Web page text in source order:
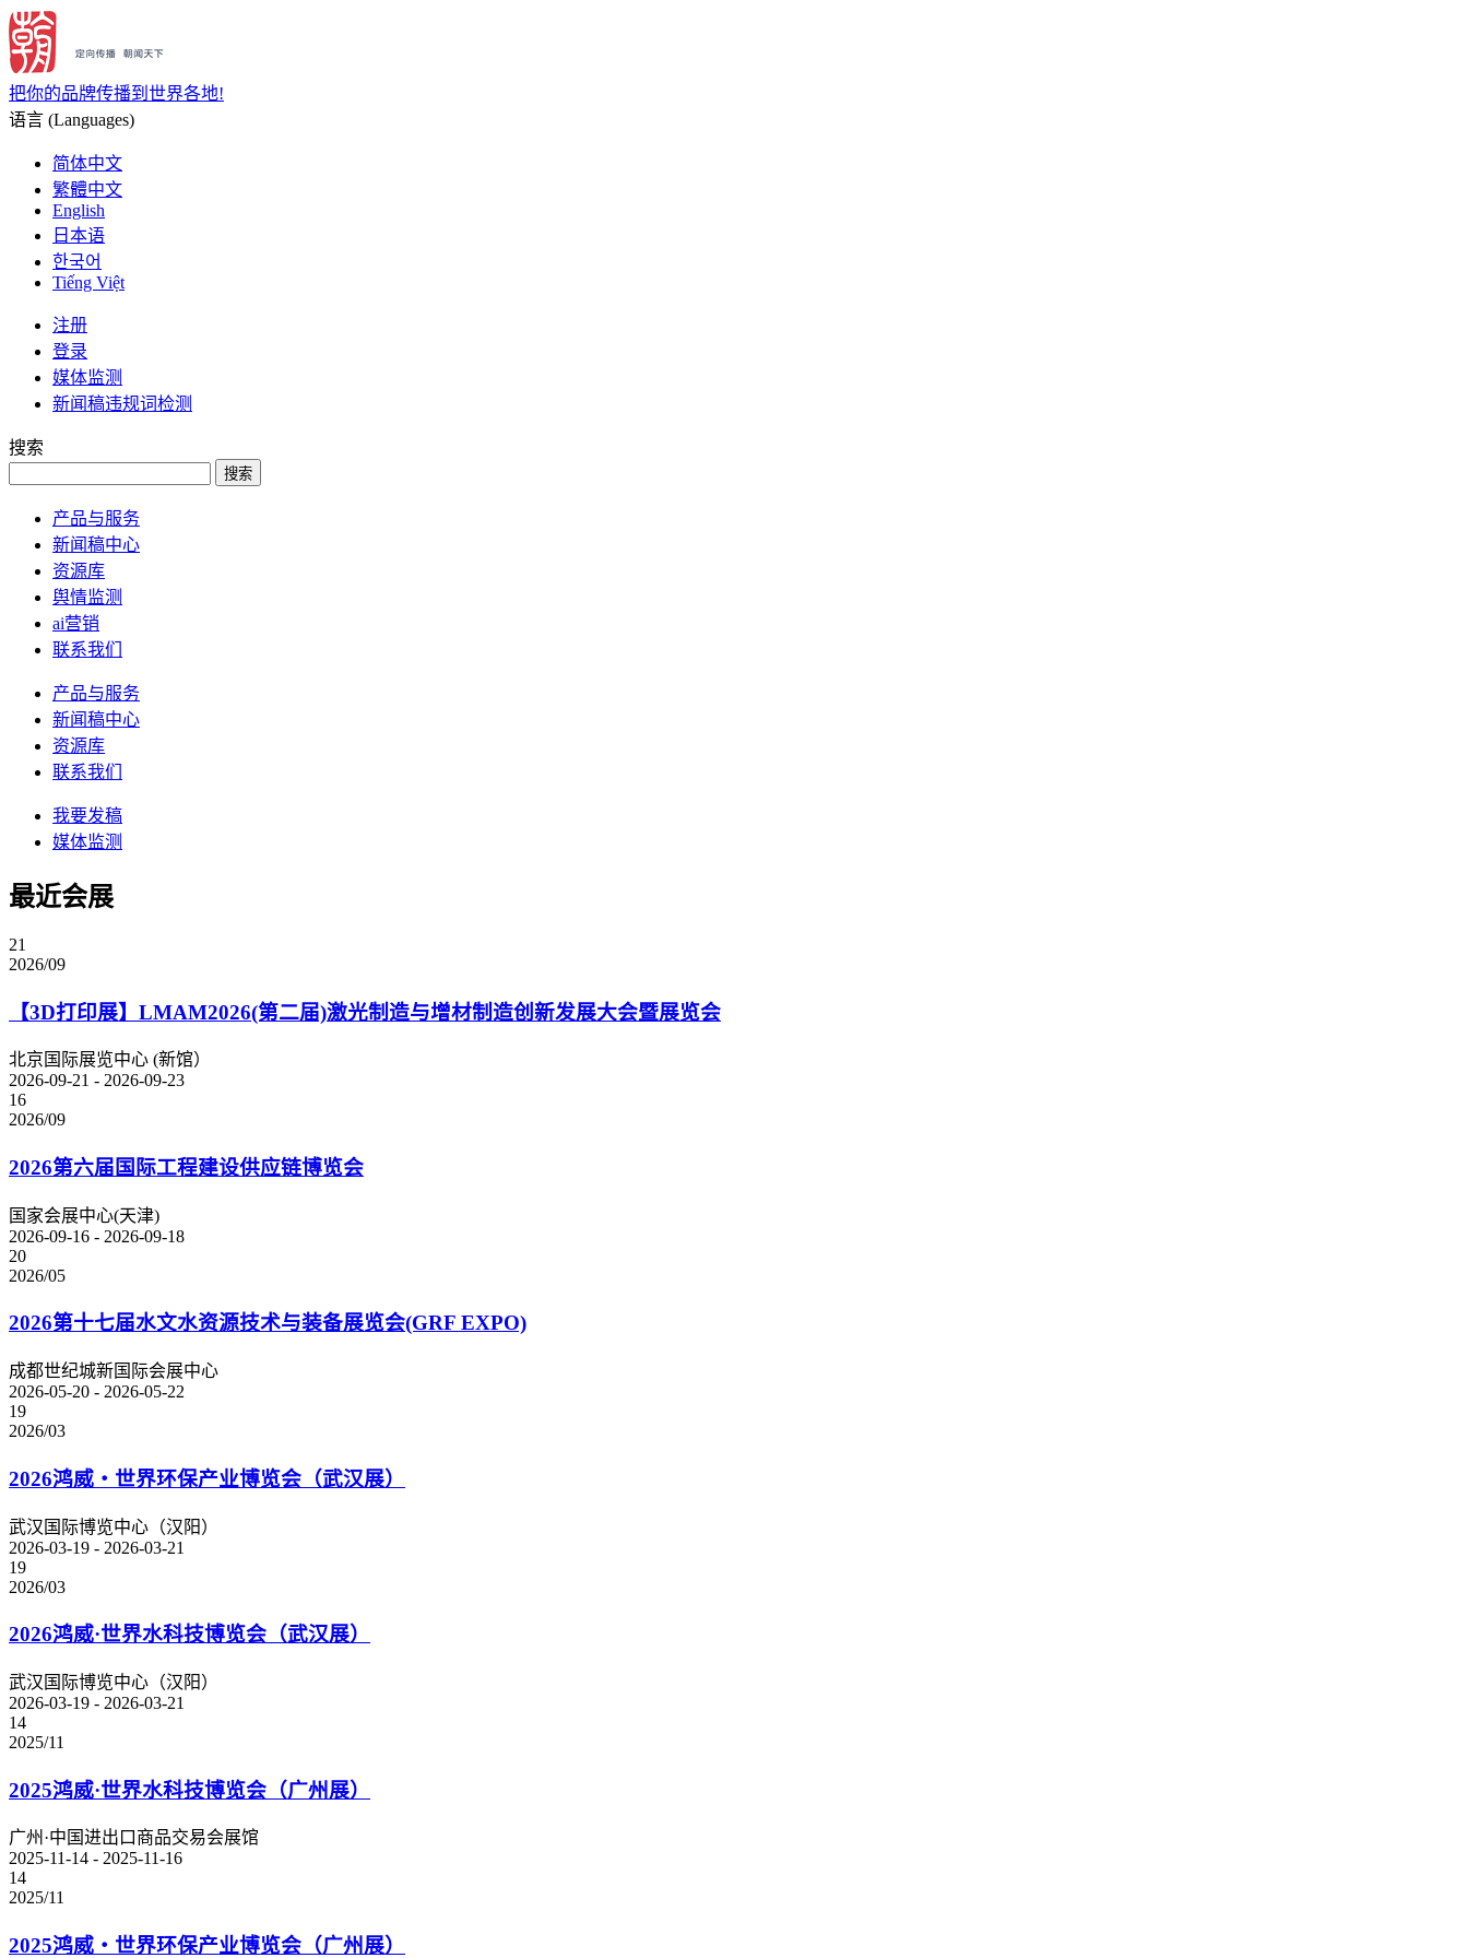
把你的品牌传播到世界各地!
语言 (Languages)
简体中文
繁體中文
English
日本语
한국어
Tiếng Việt
注册
登录
媒体监测
新闻稿违规词检测
搜索
搜索
产品与服务
新闻稿中心
资源库
舆情监测
ai营销
联系我们
产品与服务
新闻稿中心
资源库
联系我们
我要发稿
媒体监测
最近会展
21
2026/09
【3D打印展】LMAM2026(第二届)激光制造与增材制造创新发展大会暨展览会
北京国际展览中心 (新馆）
2026-09-21 - 2026-09-23
16
2026/09
2026第六届国际工程建设供应链博览会
国家会展中心(天津)
2026-09-16 - 2026-09-18
20
2026/05
2026第十七届水文水资源技术与装备展览会(GRF EXPO)
成都世纪城新国际会展中心
2026-05-20 - 2026-05-22
19
2026/03
2026鸿威・世界环保产业博览会（武汉展）
武汉国际博览中心（汉阳）
2026-03-19 - 2026-03-21
19
2026/03
2026鸿威·世界水科技博览会（武汉展）
武汉国际博览中心（汉阳）
2026-03-19 - 2026-03-21
14
2025/11
2025鸿威·世界水科技博览会（广州展）
广州·中国进出口商品交易会展馆
2025-11-14 - 2025-11-16
14
2025/11
2025鸿威・世界环保产业博览会（广州展）